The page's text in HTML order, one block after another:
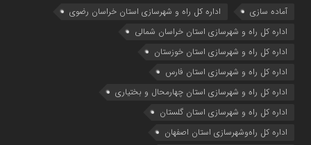
آماده سازی
اداره كل راه و شهرسازي استان خراسان رضوي
اداره كل راه و شهرسازي استان خراسان شمالي
اداره كل راه و شهرسازي استان خوزستان
اداره كل راه و شهرسازي استان فارس
اداره كل راه و شهرسازي استان چهارمحال و بختياري
اداره كل راه و شهرسازي استان گلستان
اداره كل راه‌و‌شهرسازي استان اصفهان